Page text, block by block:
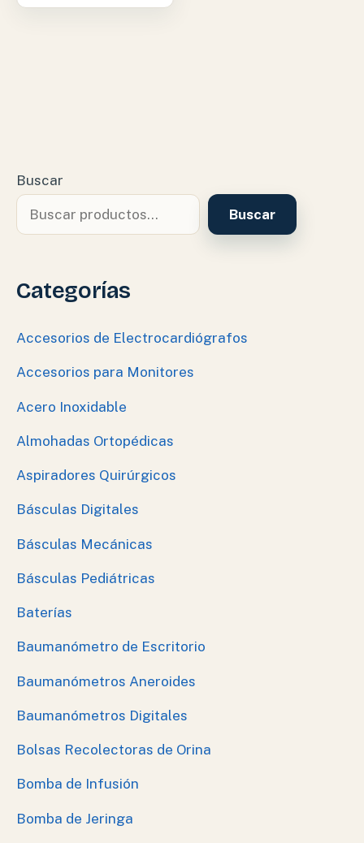
Buscar
Buscar
Categorías
Accesorios de Electrocardiógrafos
Accesorios para Monitores
Acero Inoxidable
Almohadas Ortopédicas
Aspiradores Quirúrgicos
Básculas Digitales
Básculas Mecánicas
Básculas Pediátricas
Baterías
Baumanómetro de Escritorio
Baumanómetros Aneroides
Baumanómetros Digitales
Bolsas Recolectoras de Orina
Bomba de Infusión
Bomba de Jeringa